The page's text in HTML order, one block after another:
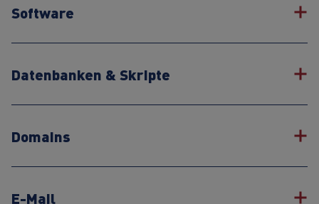
Software
Datenbanken & Skripte
Domains
E-Mail